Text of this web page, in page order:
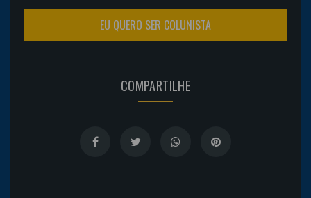
EU QUERO SER COLUNISTA
COMPARTILHE